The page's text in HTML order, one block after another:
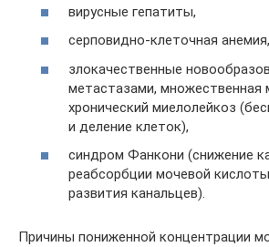
вирусные гепатиты,
серповидно-клеточная анемия,
злокачественные
метастазами, множественная
хронический миелолейкоз
и деление клеток),
синдром Фанкони (снижение
реабсорбции мочевой
развития канальцев).
Причины пониженной концентрации